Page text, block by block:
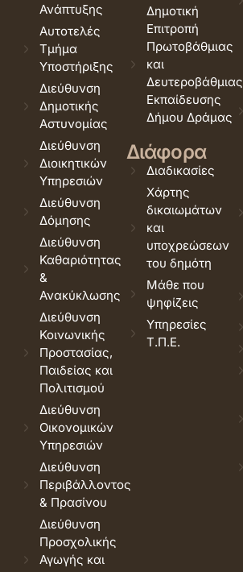
Ανάπτυξης
Αυτοτελές
Τμήμα
Υποστήριξης
Διεύθυνση
Δημοτικής
Αστυνομίας
Διεύθυνση
Διοικητικών
Υπηρεσιών
Διεύθυνση
Δόμησης
Διεύθυνση
Καθαριότητας
&
Ανακύκλωσης
Διεύθυνση
Κοινωνικής
Προστασίας,
Παιδείας και
Πολιτισμού
Διεύθυνση
Οικονομικών
Υπηρεσιών
Διεύθυνση
Περιβάλλοντος
& Πρασίνου
Διεύθυνση
Προσχολικής
Αγωγής και
Δημοτική
Επιτροπή
Πρωτοβάθμιας
και
Δευτεροβάθμιας
Εκπαίδευσης
Δήμου Δράμας
Διάφορα
Διαδικασίες
Χάρτης
δικαιωμάτων
και
υποχρεώσεων
του δημότη
Μάθε που
ψηφίζεις
Υπηρεσίες
Τ.Π.Ε.